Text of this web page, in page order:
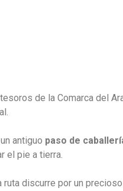
de la Comarca del
antiguo paso de
el pie a tierra.
discurre por un precioso